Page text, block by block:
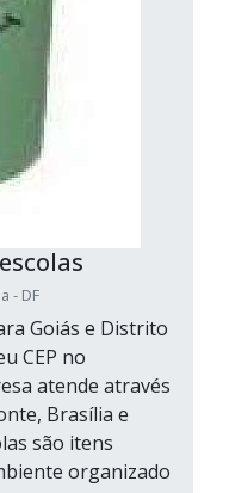
- DF
Goiás e Distrito
CEP no
atende através
Brasília e
são itens
organizado